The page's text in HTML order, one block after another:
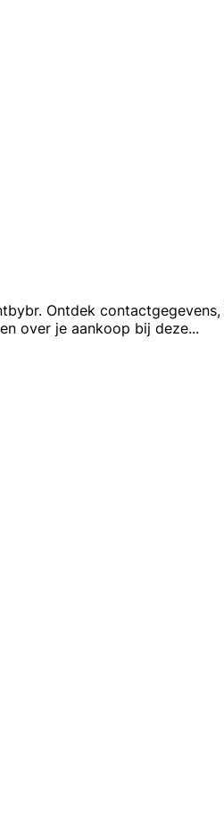
Ontdek
over je aankoop bij deze...